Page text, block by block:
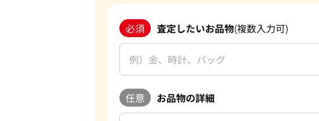
必須 査定したいお品物(複数入力可)
任意 お品物の詳細